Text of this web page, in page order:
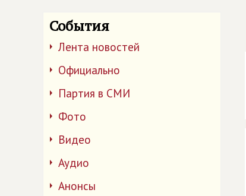
События
Лента новостей
Официально
Партия в СМИ
Фото
Видео
Аудио
Анонсы